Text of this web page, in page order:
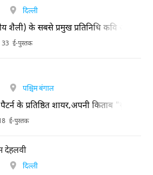
दिल्ली
शैली) के सबसे प्रमुख प्रतिनिधि कवि और सूफी
33 ई-पुस्तक
पश्चिम बंगाल
के प्रतिष्ठित शायर,अपनी किताब "सुख़न-ए-
ई-पुस्तक
देहलवी
दिल्ली